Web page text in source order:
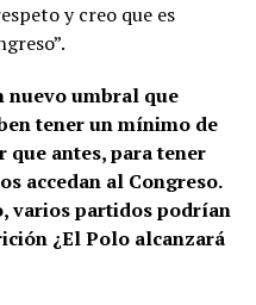
y creo que es
nuevo umbral que
tener un mínimo de
que antes, para tener
accedan al Congreso.
varios partidos podrían
¿El Polo alcanzará